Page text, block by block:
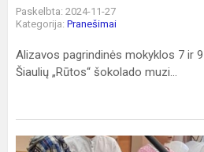
Paskelbta: 2024-11-27
Kategorija: Pranešimai
Alizavos pagrindinės mokyklos 7 ir
Šiaulių „Rūtos“ šokolado muzi...
Dainų